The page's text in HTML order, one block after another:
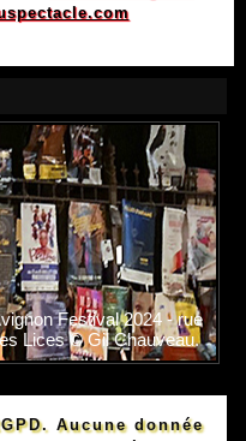
Festival 2024 - rue
Lices © Gil Chauveau.
Aucune donnée